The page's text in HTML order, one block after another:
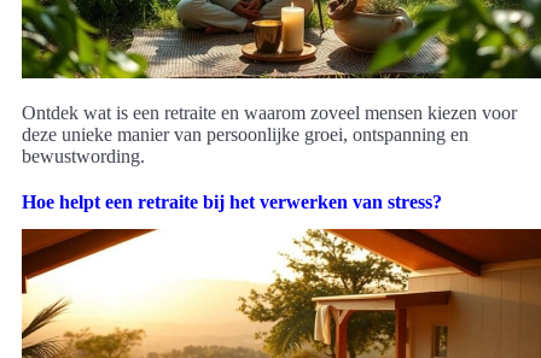
Ontdek wat is een retraite en waarom zoveel mensen kiezen voor
deze unieke manier van persoonlijke groei, ontspanning en
bewustwording.
Hoe helpt een retraite bij het verwerken van stress?